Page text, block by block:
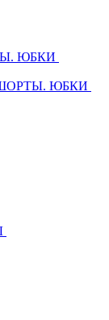
ЮБКИ
ЮБКИ